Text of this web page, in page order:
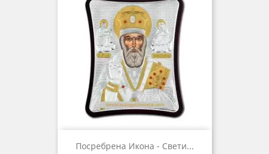
Посребрена Икона - Свети...